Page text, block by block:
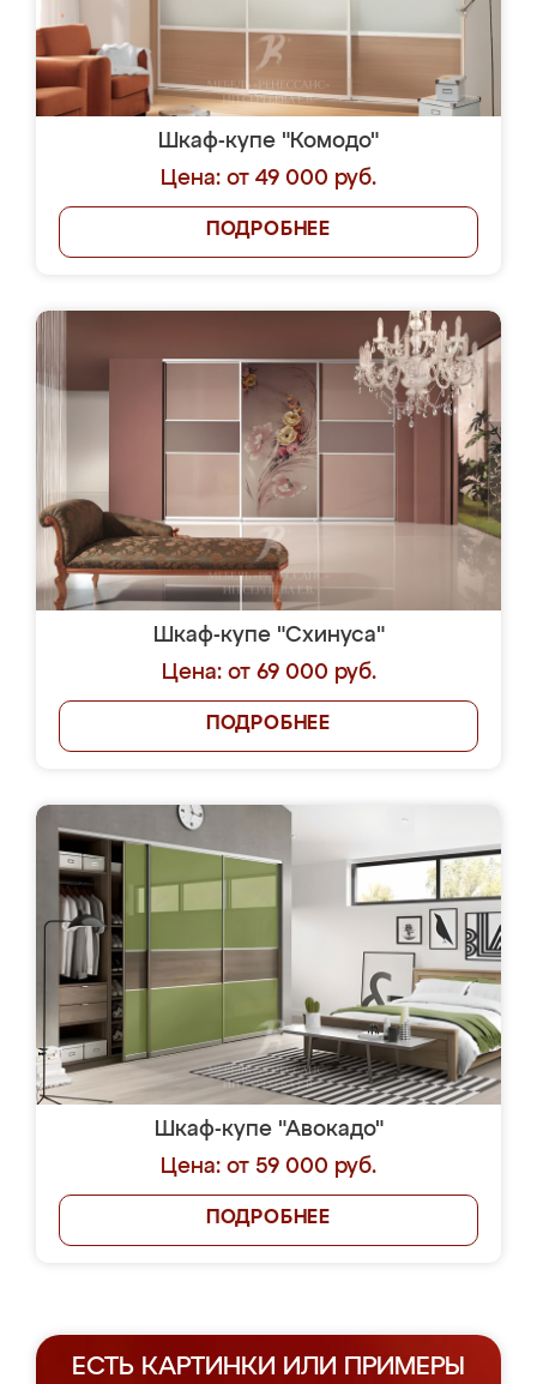
Шкаф-купе "Комодо"
Цена: от 49 000 руб.
ПОДРОБНЕЕ
Шкаф-купе "Схинуса"
Цена: от 69 000 руб.
ПОДРОБНЕЕ
Шкаф-купе "Авокадо"
Цена: от 59 000 руб.
ПОДРОБНЕЕ
ЕСТЬ КАРТИНКИ ИЛИ ПРИМЕРЫ